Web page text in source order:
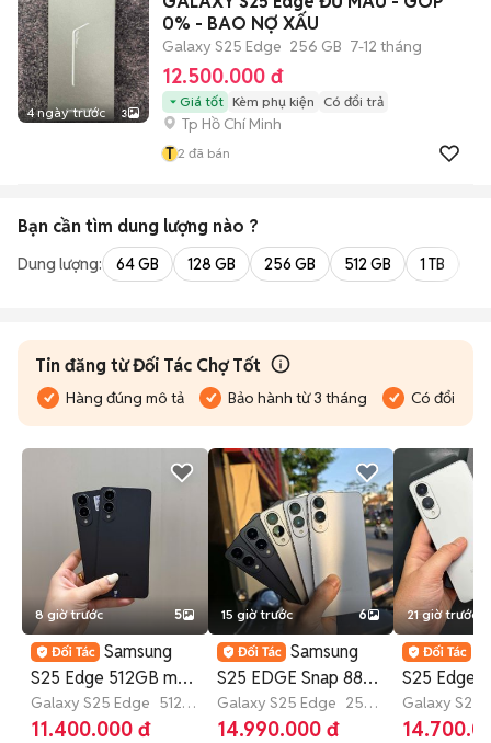
4 ngày trước 3
0% - BAO NỢ XẤU
Galaxy S25 Edge 256 GB 7-12 tháng
12.500.000 đ
Giá tốt Kèm phụ kiện Có đổi trả
Tp Hồ Chí Minh
T 2 đã bán
Bạn cần tìm dung lượng nào ?
Dung lượng: 64 GB 128 GB 256 GB 512 GB 1 TB
Tin đăng từ Đối Tác Chợ Tốt
Hàng đúng mô tả Bảo hành từ 3 tháng Có đổi trả
8 giờ trước 5
Samsung
S25 Edge 512GB màu
đen zin đẹp BH 1 đổi
1
Galaxy S25 Edge 512
GB
11.400.000 đ
15 giờ trước 6
Samsung
S25 EDGE Snap 88
elit 12GB/256GB
Galaxy S25 Edge 256
GB 4-6 tháng
14.990.000 đ
21 giờ trước
S25 Edge
Bạc Vn
Galaxy S25
GB